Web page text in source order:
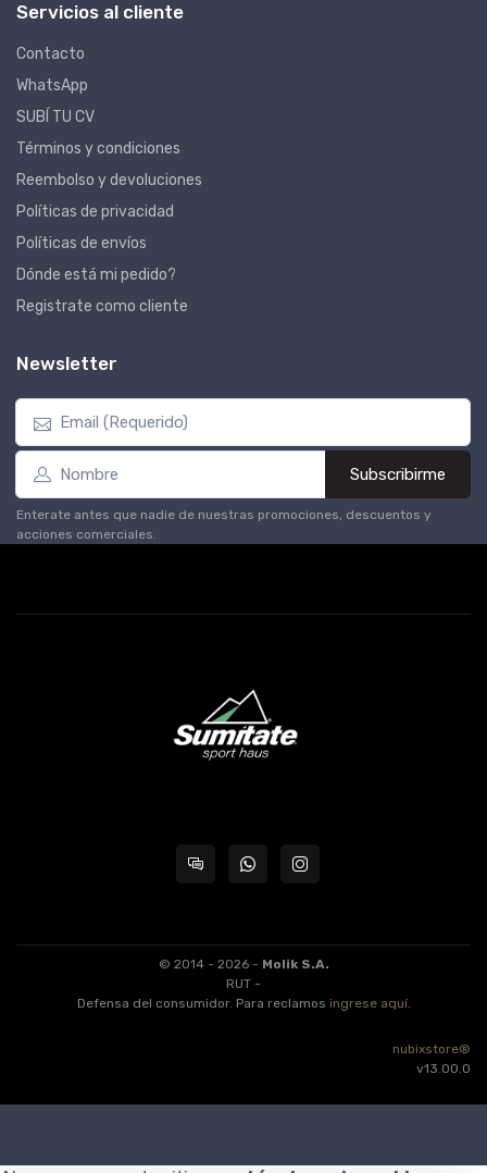
Servicios al cliente
Contacto
WhatsApp
SUBÍ TU CV
Términos y condiciones
Reembolso y devoluciones
Políticas de privacidad
Políticas de envíos
Dónde está mi pedido?
Registrate como cliente
Newsletter
Subscribirme
Enterate antes que nadie de nuestras promociones, descuentos y
acciones comerciales.
© 2014 - 2026 - Molik S.A.
RUT -
Defensa del consumidor. Para reclamos ingrese aquí.
nubixstore®
v13.00.0